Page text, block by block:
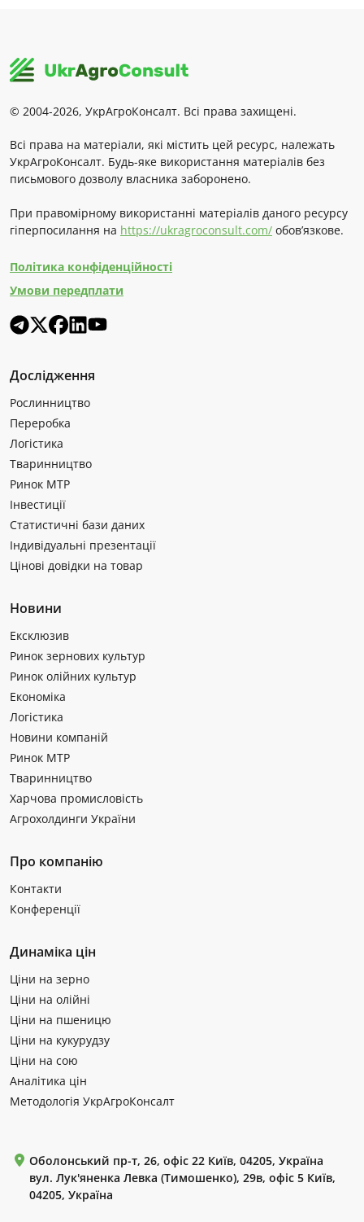
© 2004-2026, УкрАгроКонсалт. Всі права захищені.
Всі права на матеріали, які містить цей ресурс, належать
УкрАгроКонсалт. Будь-яке використання матеріалів без
письмового дозволу власника заборонено.
При правомірному використанні матеріалів даного ресурсу
гіперпосилання на https://ukragroconsult.com/ обов’язкове.
Політика конфіденційності
Умови передплати
Дослідження
Рослинництво
Переробка
Логістика
Тваринництво
Ринок МТР
Інвестиції
Статистичні бази даних
Індивідуальні презентації
Цінові довідки на товар
Новини
Ексклюзив
Ринок зернових культур
Ринок олійних культур
Економіка
Логістика
Новини компаній
Ринок МТР
Тваринництво
Харчова промисловість
Агрохолдинги України
Про компанію
Контакти
Конференції
Динаміка цін
Ціни на зерно
Ціни на олійні
Ціни на пшеницю
Ціни на кукурудзу
Ціни на сою
Аналітика цін
Методологія УкрАгроКонсалт
Оболонський пр-т, 26, офіс 22 Київ, 04205, Україна
вул. Лук'яненка Левка (Тимошенко), 29в, офіс 5 Київ,
04205, Україна